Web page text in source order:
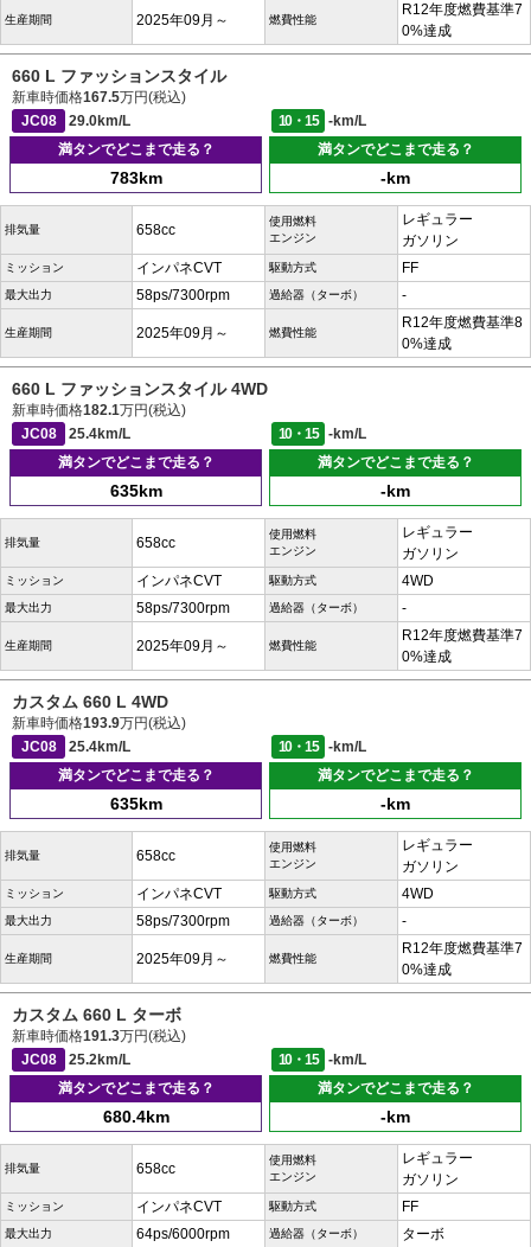
生産期間 2025年09月～ 燃費性能
R12年度燃費基準7
0%達成
660 L ファッションスタイル
新車時価格167.5万円(税込)
JC08
29.0km/L 10・15
-km/L
満タンでどこまで走る？
783km
満タンでどこまで走る？
-km
排気量 658cc
使用燃料
エンジン
レギュラー
ガソリン
ミッション インパネCVT 駆動方式 FF
最大出力 58ps/7300rpm 過給器（ターボ） -
生産期間 2025年09月～ 燃費性能
R12年度燃費基準8
0%達成
660 L ファッションスタイル 4WD
新車時価格182.1万円(税込)
JC08
25.4km/L 10・15
-km/L
満タンでどこまで走る？
635km
満タンでどこまで走る？
-km
排気量 658cc
使用燃料
エンジン
レギュラー
ガソリン
ミッション インパネCVT 駆動方式 4WD
最大出力 58ps/7300rpm 過給器（ターボ） -
生産期間 2025年09月～ 燃費性能
R12年度燃費基準7
0%達成
カスタム 660 L 4WD
新車時価格193.9万円(税込)
JC08
25.4km/L 10・15
-km/L
満タンでどこまで走る？
635km
満タンでどこまで走る？
-km
排気量 658cc
使用燃料
エンジン
レギュラー
ガソリン
ミッション インパネCVT 駆動方式 4WD
最大出力 58ps/7300rpm 過給器（ターボ） -
生産期間 2025年09月～ 燃費性能
R12年度燃費基準7
0%達成
カスタム 660 L ターボ
新車時価格191.3万円(税込)
JC08
25.2km/L 10・15
-km/L
満タンでどこまで走る？
680.4km
満タンでどこまで走る？
-km
排気量 658cc
使用燃料
エンジン
レギュラー
ガソリン
ミッション インパネCVT 駆動方式 FF
最大出力 64ps/6000rpm 過給器（ターボ） ターボ